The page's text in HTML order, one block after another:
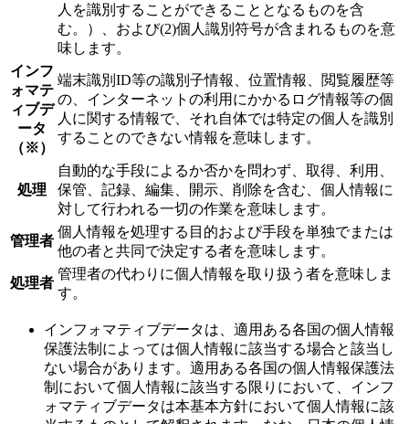
人を識別することができることとなるものを含
む。）、および(2)個人識別符号が含まれるものを意
味します。
インフ
ォマテ
ィブデ
ータ
（※）
端末識別ID等の識別子情報、位置情報、閲覧履歴等
の、インターネットの利用にかかるログ情報等の個
人に関する情報で、それ自体では特定の個人を識別
することのできない情報を意味します。
処理
自動的な手段によるか否かを問わず、取得、利用、
保管、記録、編集、開示、削除を含む、個人情報に
対して行われる一切の作業を意味します。
管理者
個人情報を処理する目的および手段を単独でまたは
他の者と共同で決定する者を意味します。
処理者
管理者の代わりに個人情報を取り扱う者を意味しま
す。
インフォマティブデータは、適用ある各国の個人情報
保護法制によっては個人情報に該当する場合と該当し
ない場合があります。適用ある各国の個人情報保護法
制において個人情報に該当する限りにおいて、インフ
ォマティブデータは本基本方針において個人情報に該